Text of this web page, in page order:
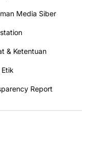
Media Siber
& Ketentuan
Etik
Report